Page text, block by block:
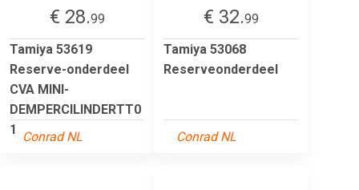
€ 28.99
Tamiya 53619
Reserve-onderdeel
CVA MINI-
DEMPERCILINDERTT0
1 Conrad NL
€ 32.99
Tamiya 53068
Reserveonderdeel
Conrad NL